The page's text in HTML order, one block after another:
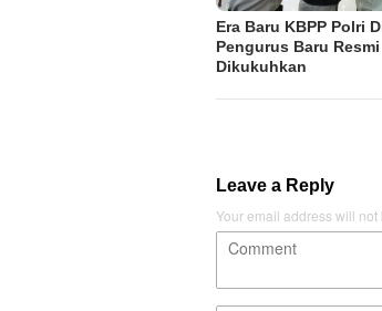
Era Baru KBPP Polri
Pengurus Baru Resmi
Dikukuhkan
Leave a Reply
Your email address will not